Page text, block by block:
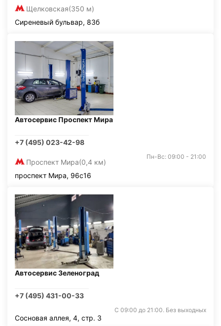
Щелковская(350 м)
Сиреневый бульвар, 83б
Автосервис Проспект Мира
+7 (495) 023-42-98
Проспект Мира(0,4 км)
Пн-Вс: 09:00 - 21:00
проспект Мира, 96с16
Автосервис Зеленоград
+7 (495) 431-00-33
С 09:00 до 21:00. Без выходных
Сосновая аллея, 4, стр. 3